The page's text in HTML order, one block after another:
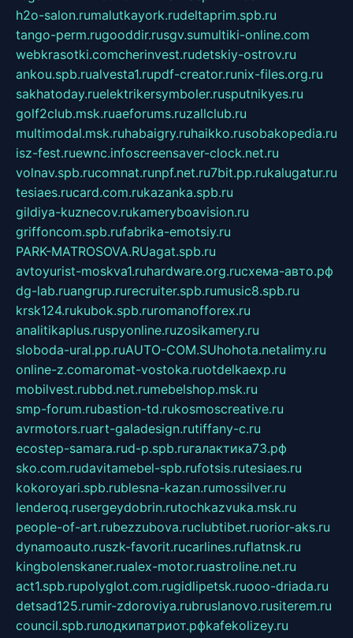
h2o-salon.rumalutkayork.rudeltaprim.spb.ru
tango-perm.rugooddir.rusgv.sumultiki-online.com
webkrasotki.comcherinvest.rudetskiy-ostrov.ru
ankou.spb.rualvesta1.rupdf-creator.runix-files.org.ru
sakhatoday.ruelektrikersymboler.rusputnikyes.ru
golf2club.msk.ruaeforums.ruzallclub.ru
multimodal.msk.ruhabaigry.ruhaikko.rusobakopedia.ru
isz-fest.ruewnc.infoscreensaver-clock.net.ru
volnav.spb.rucomnat.runpf.net.ru7bit.pp.rukalugatur.ru
tesiaes.rucard.com.rukazanka.spb.ru
gildiya-kuznecov.rukameryboavision.ru
griffoncom.spb.rufabrika-emotsiy.ru
PARK-MATROSOVA.RUagat.spb.ru
avtoyurist-moskva1.ruhardware.org.ruсхема-авто.рф
dg-lab.ruangrup.rurecruiter.spb.rumusic8.spb.ru
krsk124.rukubok.spb.ruromanofforex.ru
analitikaplus.ruspyonline.ruzosikamery.ru
sloboda-ural.pp.ruAUTO-COM.SUhohota.netalimy.ru
online-z.comaromat-vostoka.ruotdelkaexp.ru
mobilvest.rubbd.net.rumebelshop.msk.ru
smp-forum.rubastion-td.rukosmoscreative.ru
avrmotors.ruart-galadesign.rutiffany-c.ru
ecostep-samara.rud-p.spb.ruгалактика73.рф
sko.com.rudavitamebel-spb.rufotsis.rutesiaes.ru
kokoroyari.spb.rublesna-kazan.rumossilver.ru
lenderoq.rusergeydobrin.rutochkazvuka.msk.ru
people-of-art.rubezzubova.ruclubtibet.ruorior-aks.ru
dynamoauto.ruszk-favorit.rucarlines.ruflatnsk.ru
kingbolenskaner.rualex-motor.ruastroline.net.ru
act1.spb.rupolyglot.com.rugidlipetsk.ruooo-driada.ru
detsad125.rumir-zdoroviya.rubruslanovo.rusiterem.ru
council.spb.ruлодкипатриот.рфkafekolizey.ru